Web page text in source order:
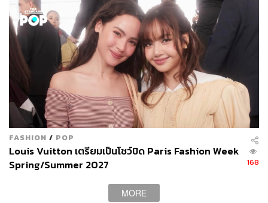
FASHION / POP
Louis Vuitton เตรียมเป็นโชว์ปิด Paris Fashion Week
Spring/Summer 2027
168
MORE